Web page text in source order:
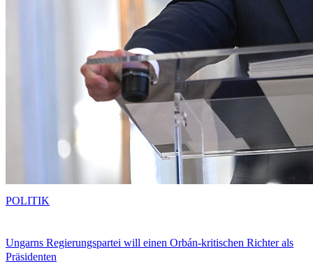
Ungarns Regierungspartei will einen Orbán-kritischen Richter als
Präsidenten
POLITIK